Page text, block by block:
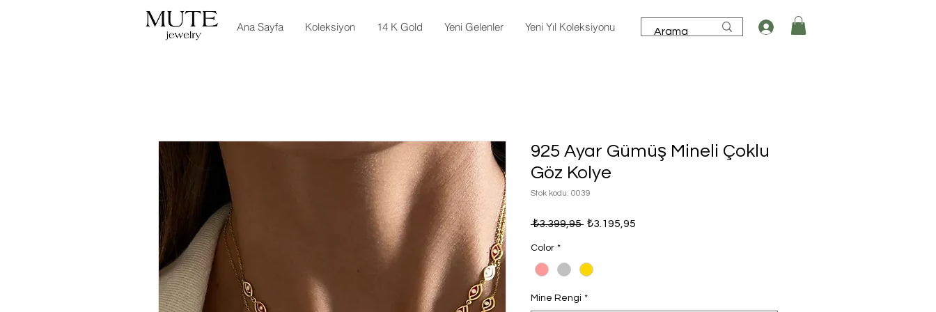
Ana Sayfa Koleksiyon 14 K Gold Yeni Gelenler Yeni Yıl Koleksiyonu
925 Ayar Gümüş Mineli Çoklu
Göz Kolye
Stok kodu: 0039
₺3.399,95 Normal
₺3.195,95
Color *
Mine Rengi *